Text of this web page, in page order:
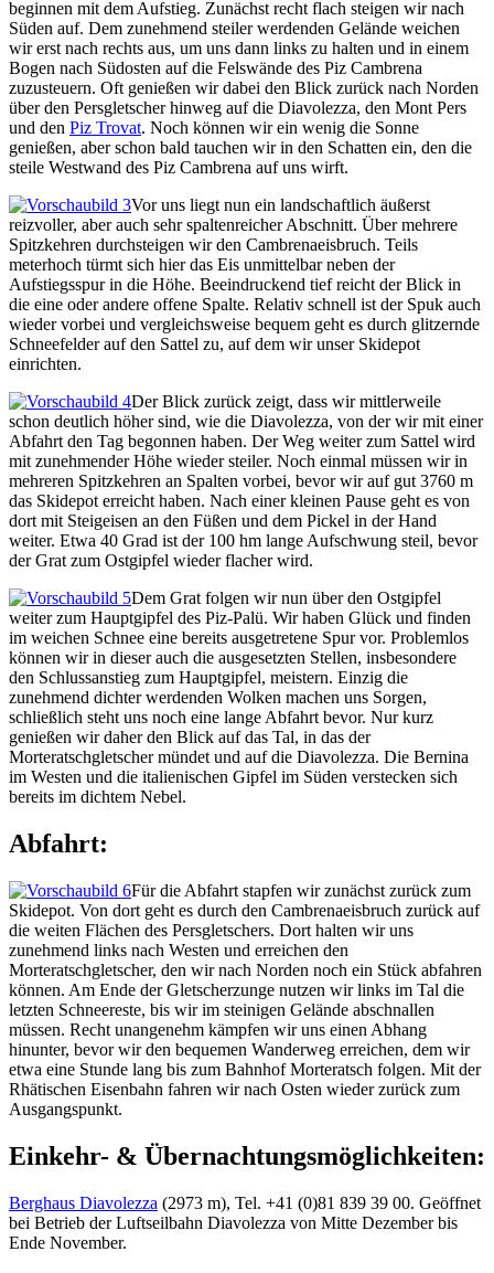
beginnen mit dem Aufstieg. Zunächst recht flach steigen wir nach
Süden auf. Dem zunehmend steiler werdenden Gelände weichen
wir erst nach rechts aus, um uns dann links zu halten und in einem
Bogen nach Südosten auf die Felswände des Piz Cambrena
zuzusteuern. Oft genießen wir dabei den Blick zurück nach Norden
über den Persgletscher hinweg auf die Diavolezza, den Mont Pers
und den Piz Trovat. Noch können wir ein wenig die Sonne
genießen, aber schon bald tauchen wir in den Schatten ein, den die
steile Westwand des Piz Cambrena auf uns wirft.
Vor uns liegt nun ein landschaftlich äußerst
reizvoller, aber auch sehr spaltenreicher Abschnitt. Über mehrere
Spitzkehren durchsteigen wir den Cambrenaeisbruch. Teils
meterhoch türmt sich hier das Eis unmittelbar neben der
Aufstiegsspur in die Höhe. Beeindruckend tief reicht der Blick in
die eine oder andere offene Spalte. Relativ schnell ist der Spuk auch
wieder vorbei und vergleichsweise bequem geht es durch glitzernde
Schneefelder auf den Sattel zu, auf dem wir unser Skidepot
einrichten.
Der Blick zurück zeigt, dass wir mittlerweile
schon deutlich höher sind, wie die Diavolezza, von der wir mit einer
Abfahrt den Tag begonnen haben. Der Weg weiter zum Sattel wird
mit zunehmender Höhe wieder steiler. Noch einmal müssen wir in
mehreren Spitzkehren an Spalten vorbei, bevor wir auf gut 3760 m
das Skidepot erreicht haben. Nach einer kleinen Pause geht es von
dort mit Steigeisen an den Füßen und dem Pickel in der Hand
weiter. Etwa 40 Grad ist der 100 hm lange Aufschwung steil, bevor
der Grat zum Ostgipfel wieder flacher wird.
Dem Grat folgen wir nun über den Ostgipfel
weiter zum Hauptgipfel des Piz-Palü. Wir haben Glück und finden
im weichen Schnee eine bereits ausgetretene Spur vor. Problemlos
können wir in dieser auch die ausgesetzten Stellen, insbesondere
den Schlussanstieg zum Hauptgipfel, meistern. Einzig die
zunehmend dichter werdenden Wolken machen uns Sorgen,
schließlich steht uns noch eine lange Abfahrt bevor. Nur kurz
genießen wir daher den Blick auf das Tal, in das der
Morteratschgletscher mündet und auf die Diavolezza. Die Bernina
im Westen und die italienischen Gipfel im Süden verstecken sich
bereits im dichtem Nebel.
Abfahrt:
Für die Abfahrt stapfen wir zunächst zurück zum
Skidepot. Von dort geht es durch den Cambrenaeisbruch zurück auf
die weiten Flächen des Persgletschers. Dort halten wir uns
zunehmend links nach Westen und erreichen den
Morteratschgletscher, den wir nach Norden noch ein Stück abfahren
können. Am Ende der Gletscherzunge nutzen wir links im Tal die
letzten Schneereste, bis wir im steinigen Gelände abschnallen
müssen. Recht unangenehm kämpfen wir uns einen Abhang
hinunter, bevor wir den bequemen Wanderweg erreichen, dem wir
etwa eine Stunde lang bis zum Bahnhof Morteratsch folgen. Mit der
Rhätischen Eisenbahn fahren wir nach Osten wieder zurück zum
Ausgangspunkt.
Einkehr- & Übernachtungsmöglichkeiten:
Berghaus Diavolezza (2973 m), Tel. +41 (0)81 839 39 00. Geöffnet
bei Betrieb der Luftseilbahn Diavolezza von Mitte Dezember bis
Ende November.